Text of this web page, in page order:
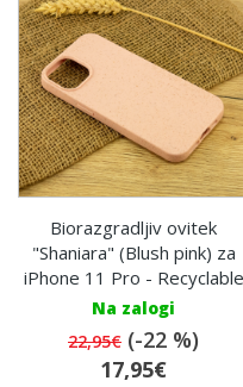
Biorazgradljiv ovitek
"Shaniara" (Blush pink) za
iPhone 11 Pro - Recyclable
Na zalogi
22,95€ (-22 %)
17,95€